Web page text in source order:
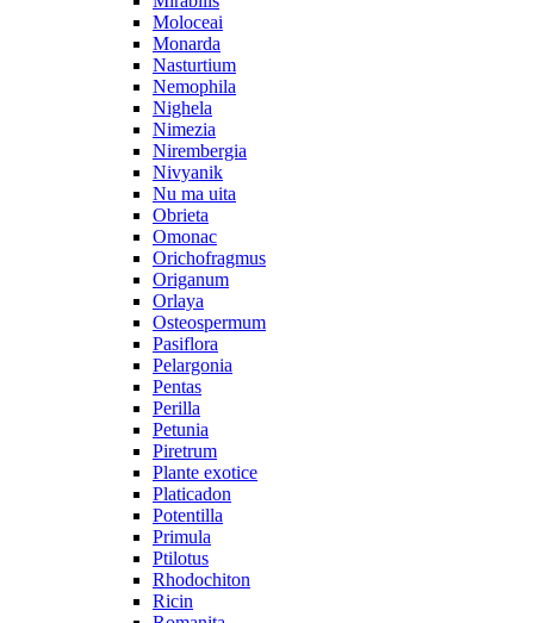
Moloceai
Monarda
Nasturtium
Nemophila
Nighela
Nimezia
Nirembergia
Nivyanik
Nu ma uita
Obrieta
Omonac
Orichofragmus
Origanum
Orlaya
Osteospermum
Pasiflora
Pelargonia
Pentas
Perilla
Petunia
Piretrum
Plante exotice
Platicadon
Potentilla
Primula
Ptilotus
Rhodochiton
Ricin